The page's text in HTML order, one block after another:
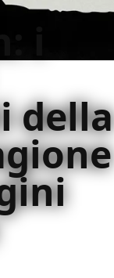
della